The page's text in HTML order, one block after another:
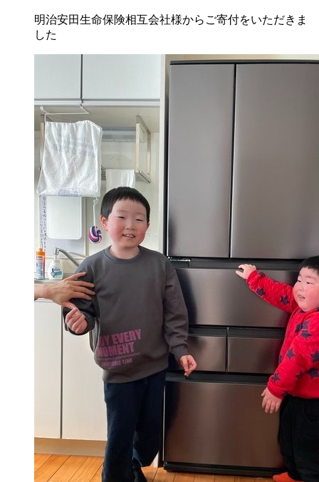
明治安田生命保険相互会社様からご寄付をいただきま
した